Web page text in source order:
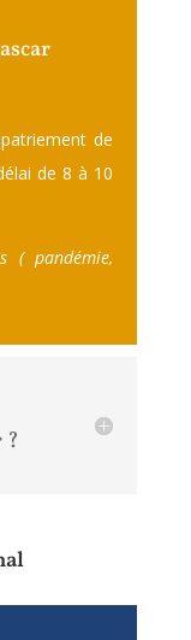
de
de 8 à 10
( pandémie,